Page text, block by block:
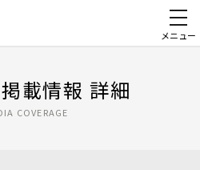
メニュー
載情報 詳細
COVERAGE